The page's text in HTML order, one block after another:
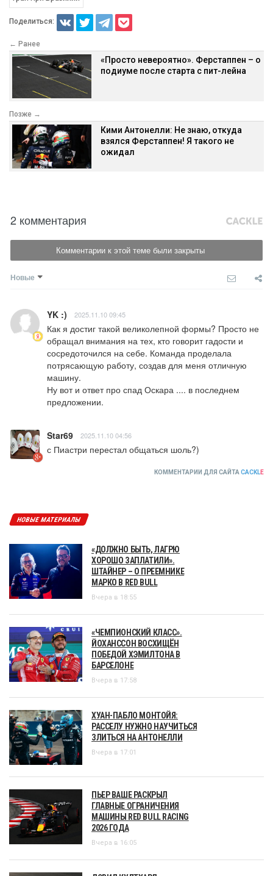
Поделиться:
← Ранее
«Просто невероятно». Ферстаппен – о
подиуме после старта с пит-лейна
Позже →
Кими Антонелли: Не знаю, откуда
взялся Ферстаппен! Я такого не
ожидал
2 комментария
Комментарии к этой теме были закрыты
Новые
YK :) 2025.11.10 09:45
Как я достиг такой великолепной формы? Просто не
обращал внимания на тех, кто говорит гадости и
сосредоточился на себе. Команда проделала
потрясающую работу, создав для меня отличную
машину.
Ну вот и ответ про спад Оскара .... в последнем
предложении.
Star69 2025.11.10 04:56
с Пиастри перестал общаться шоль?)
КОММЕНТАРИИ ДЛЯ САЙТА CACKLE
НОВЫЕ МАТЕРИАЛЫ
«ДОЛЖНО БЫТЬ, ЛАГРЮ
ХОРОШО ЗАПЛАТИЛИ».
ШТАЙНЕР – О ПРЕЕМНИКЕ
МАРКО В RED BULL
Вчера в 18:55
«ЧЕМПИОНСКИЙ КЛАСС».
ЙОХАНССОН ВОСХИЩЁН
ПОБЕДОЙ ХЭМИЛТОНА В
БАРСЕЛОНЕ
Вчера в 17:58
ХУАН-ПАБЛО МОНТОЙЯ:
РАССЕЛУ НУЖНО НАУЧИТЬСЯ
ЗЛИТЬСЯ НА АНТОНЕЛЛИ
Вчера в 17:01
ПЬЕР ВАШЕ РАСКРЫЛ
ГЛАВНЫЕ ОГРАНИЧЕНИЯ
МАШИНЫ RED BULL RACING
2026 ГОДА
Вчера в 16:05